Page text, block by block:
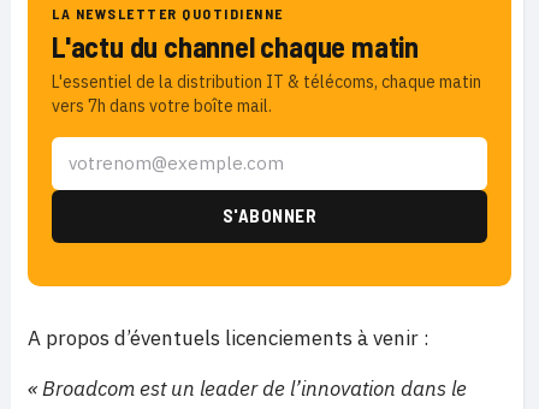
LA NEWSLETTER QUOTIDIENNE
L'actu du channel chaque matin
L'essentiel de la distribution IT & télécoms, chaque matin
vers 7h dans votre boîte mail.
A propos d’éventuels licenciements à venir :
« Broadcom est un leader de l’innovation dans le